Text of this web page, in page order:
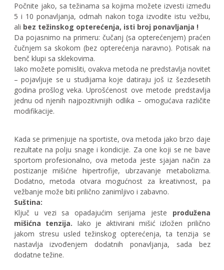
Počnite jako, sa težinama sa kojima možete izvesti između
5 i 10 ponavljanja, odmah nakon toga izvodite istu vežbu,
ali bez težinskog opterećenja, isti broj ponavljanja !
Da pojasnimo na primeru: čučanj (sa opterećenjem) praćen
čučnjem sa skokom (bez opterećenja naravno). Potisak na
benč klupi sa sklekovima.
Iako možete pomisliti, ovakva metoda ne predstavlja novitet
– pojavljuje se u studijama koje datiraju još iz šezdesetih
godina prošlog veka. Uprošćenost ove metode predstavlja
jednu od njenih najpozitivnijih odlika – omogućava različite
modifikacije.
Kada se primenjuje na sportiste, ova metoda jako brzo daje
rezultate na polju snage i kondicije. Za one koji se ne bave
sportom profesionalno, ova metoda jeste sjajan način za
postizanje mišićne hipertrofije, ubrzavanje metabolizma.
Dodatno, metoda otvara mogućnost za kreativnost, pa
vežbanje može biti prilično zanimljivo i zabavno.
Suština:
Ključ u vezi sa opadajućim serijama jeste
produžena
mišićna tenzija. Iako je aktivirani mišić izložen prilično
jakom stresu usled težinskog opterećenja, ta tenzija se
nastavlja izvođenjem dodatnih ponavljanja, sada bez
dodatne težine.